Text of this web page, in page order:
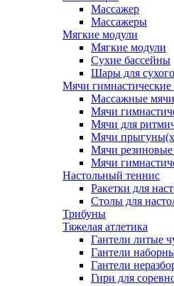
Массажер
Массажеры
Мягкие модули
Мягкие модули
Сухие бассейны
Шары для
Мячи
Массажные мячи
Мячи
Мячи для
Мячи
Мячи резиновые
Мячи
Настольный теннис
Ракетки для
Столы для
Трибуны
Тяжелая атлетика
Гантели литые
Гантели
Гантели
Гири для